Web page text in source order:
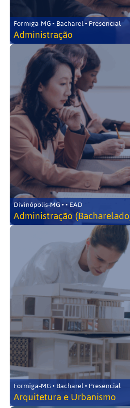
Formiga-MG • Bacharel • Presencial
Administração
Divinópolis-MG • • EAD
Administração
Formiga-MG • Bacharel • Presencial
Arquitetura e Urbanismo